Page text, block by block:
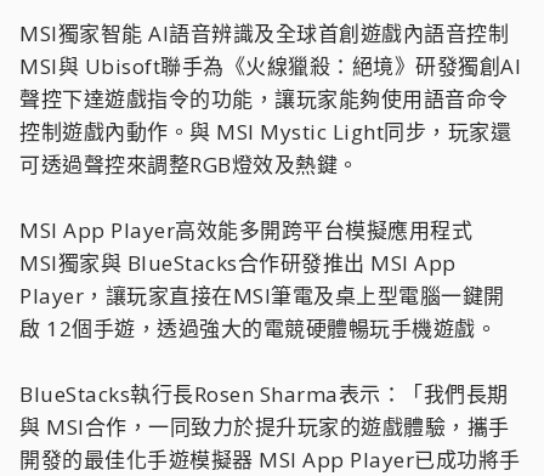
MSI獨家智能 AI語音辨識及全球首創遊戲內語音控制
MSI與 Ubisoft聯手為《火線獵殺：絕境》研發獨創AI
聲控下達遊戲指令的功能，讓玩家能夠使用語音命令
控制遊戲內動作。與 MSI Mystic Light同步，玩家還
可透過聲控來調整RGB燈效及熱鍵。
MSI App Player高效能多開跨平台模擬應用程式
MSI獨家與 BlueStacks合作研發推出 MSI App
Player，讓玩家直接在MSI筆電及桌上型電腦一鍵開
啟 12個手遊，透過強大的電競硬體暢玩手機遊戲。
BlueStacks執行長Rosen Sharma表示：「我們長期
與 MSI合作，一同致力於提升玩家的遊戲體驗，攜手
開發的最佳化手遊模擬器 MSI App Player已成功將手